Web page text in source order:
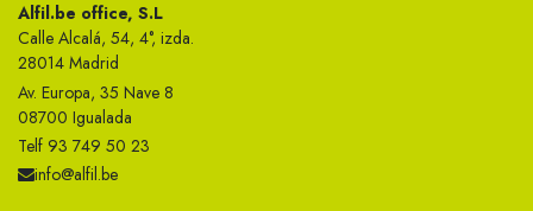
Alfil.be office, S.L
Calle Alcalá, 54, 4°, izda.
28014 Madrid
Av. Europa, 35 Nave 8
08700 Igualada
Telf 93 749 50 23
info@alfil.be